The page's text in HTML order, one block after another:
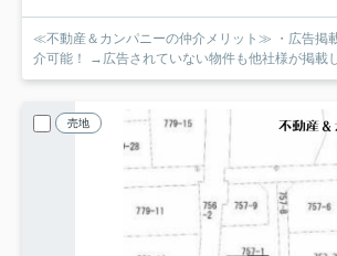
≪不動産＆カンパニーの仲介メリット≫ ・広告掲
介可能！ →広告されていない物件も他社様が掲載
売地